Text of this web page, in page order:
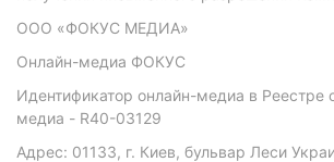
ООО «ФОКУС МЕДИА»
Онлайн-медиа ФОКУС
Идентификатор онлайн-медиа в Реестре
медиа - R40-03129
Адрес: 01133, г. Киев, бульвар Леси